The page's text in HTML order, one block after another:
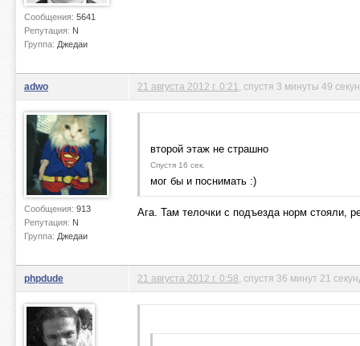
Сообщения: 5641
Репутация: N
Группа: Джедаи
adwo
Сообщения: 913
Репутация: N
Группа: Джедаи
21 августа 2012 г. 0:21 , спустя 3 минуты 49
второй этаж не страшно
Спустя 16 сек.
мог бы и поснимать :)
Ага. Там телочки с подъезда норм стояли,
phpdude 21 августа 2012 г. 0:58 , спустя 36 минут 21